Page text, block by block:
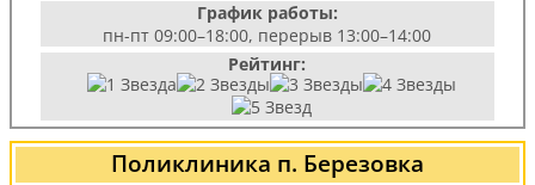
График работы:
пн-пт 09:00–18:00, перерыв 13:00–14:00
Рейтинг:
Поликлиника п. Березовка